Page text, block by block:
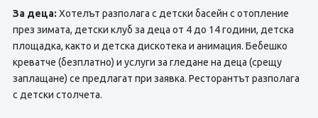
За деца: Хотелът разполага с детски басейн с отопление
през зимата, детски клуб за деца от 4 до 14 години, детска
площадка, както и детска дискотека и анимация. Бебешко
креватче (безплатно) и услуги за гледане на деца (срещу
заплащане) се предлагат при заявка. Ресторантът разполага
с детски столчета.